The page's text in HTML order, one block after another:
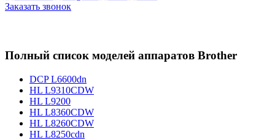
Заказать звонок
Полный список моделей аппаратов Brother
DCP L6600dn
HL L9310CDW
HL L9200
HL L8360CDW
HL L8260CDW
HL L8250cdn